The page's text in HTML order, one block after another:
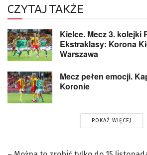
CZYTAJ TAKŻE
Kielce. Mecz 3. kolejki
Ekstraklasy: Korona
Warszawa
Mecz pełen emocji.
Koronie
POKAŻ WIĘCEJ